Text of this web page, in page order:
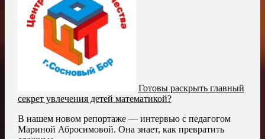
Готовы раскрыть главный
секрет увлечения детей математикой?
В нашем новом репортаже — интервью с педагогом
Мариной Абросимовой. Она знает, как превратить